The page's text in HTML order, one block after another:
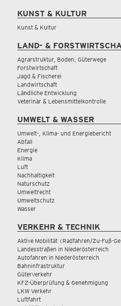
KUNST & KULTUR
Kunst & Kultur
LAND- &
Agrarstruktur, Boden, Güterwege
Forstwirtschaft
Jagd & Fischerei
Landwirtschaft
Ländliche Entwicklung
Veterinär & Lebensmittelkontrolle
UMWELT & WASSER
Umwelt-, Klima- und Energiebericht
Abfall
Energie
Klima
Luft
Nachhaltigkeit
Naturschutz
Umweltrecht
Umweltschutz
Wasser
VERKEHR & TECHNIK
Aktive Mobilität (Radfahren/Zu-Fuß-
Landesstraßen in Niederösterreich
Autofahren in Niederösterreich
Bahninfrastruktur
Güterverkehr
KFZ-Überprüfung & Genehmigung
LKW Verkehr
Luftfahrt